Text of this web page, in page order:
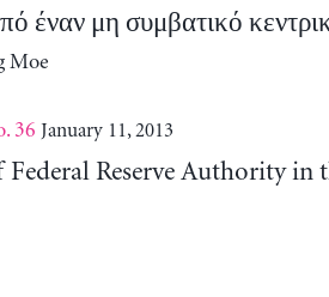
έναν μη συμβατικό
Moe
36 January 11, 2013
Reserve Authority in